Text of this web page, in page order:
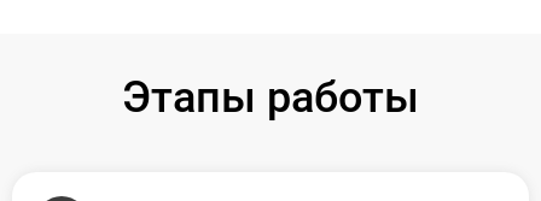
Этапы работы